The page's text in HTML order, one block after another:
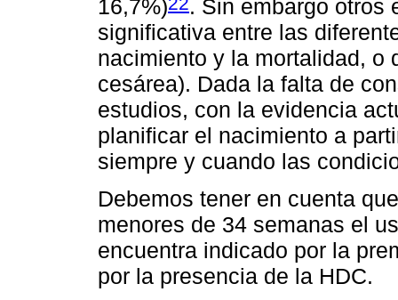
16,7%)
. Sin embargo otros
significativa entre las
nacimiento y la mortalidad, o
cesárea). Dada la falta de
estudios, con la evidencia
planificar el nacimiento a
siempre y cuando las
Debemos tener en cuenta
menores de 34 semanas el
encuentra indicado por la
por la presencia de la HDC.